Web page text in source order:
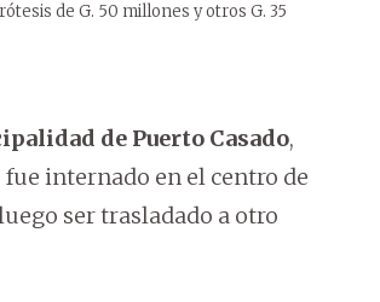
de G. 50 millones y otros G. 35
de Puerto Casado,
internado en el centro de
ser trasladado a otro